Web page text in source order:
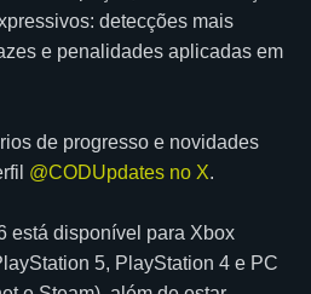
detecções mais
e penalidades aplicadas em
de progresso e novidades
@CODUpdates no X.
está disponível para Xbox
5, PlayStation 4 e PC